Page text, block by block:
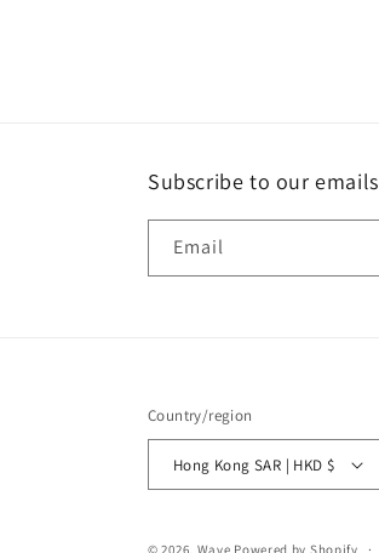
Subscribe to our emails
Email
Country/region
Hong Kong SAR | HKD $
© 2026, Wave Powered by Shopify